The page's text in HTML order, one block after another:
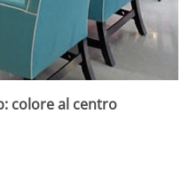
colore al centro